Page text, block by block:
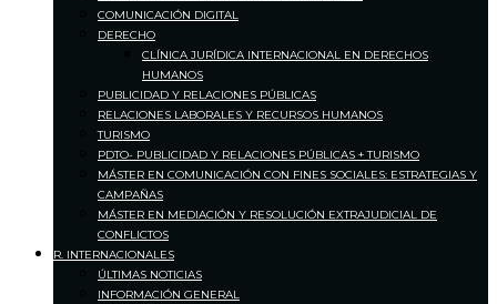
COMUNICACIÓN DIGITAL
DERECHO
CLÍNICA JURÍDICA INTERNACIONAL EN DERECHOS
HUMANOS
PUBLICIDAD Y RELACIONES PÚBLICAS
RELACIONES LABORALES Y RECURSOS HUMANOS
TURISMO
PDTO- PUBLICIDAD Y RELACIONES PÚBLICAS + TURISMO
MÁSTER EN COMUNICACIÓN CON FINES SOCIALES: ESTRATEGIAS Y
CAMPAÑAS
MÁSTER EN MEDIACIÓN Y RESOLUCIÓN EXTRAJUDICIAL DE
CONFLICTOS
R. INTERNACIONALES
ÚLTIMAS NOTICIAS
INFORMACIÓN GENERAL